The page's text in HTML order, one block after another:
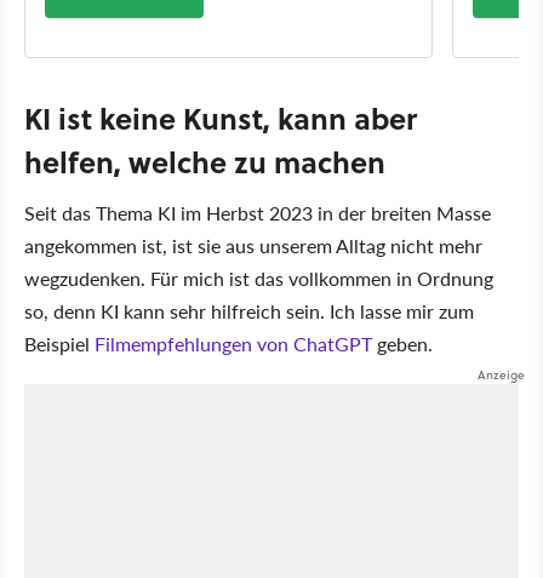
KI ist keine Kunst, kann aber
helfen, welche zu machen
Seit das Thema KI im Herbst 2023 in der breiten Masse
angekommen ist, ist sie aus unserem Alltag nicht mehr
wegzudenken. Für mich ist das vollkommen in Ordnung
so, denn KI kann sehr hilfreich sein. Ich lasse mir zum
Beispiel Filmempfehlungen von ChatGPTgeben.